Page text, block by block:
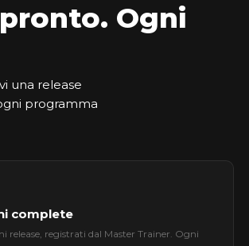
Ogni
una release
programma
complete
release, registrati dal Master Trainer. Ogni